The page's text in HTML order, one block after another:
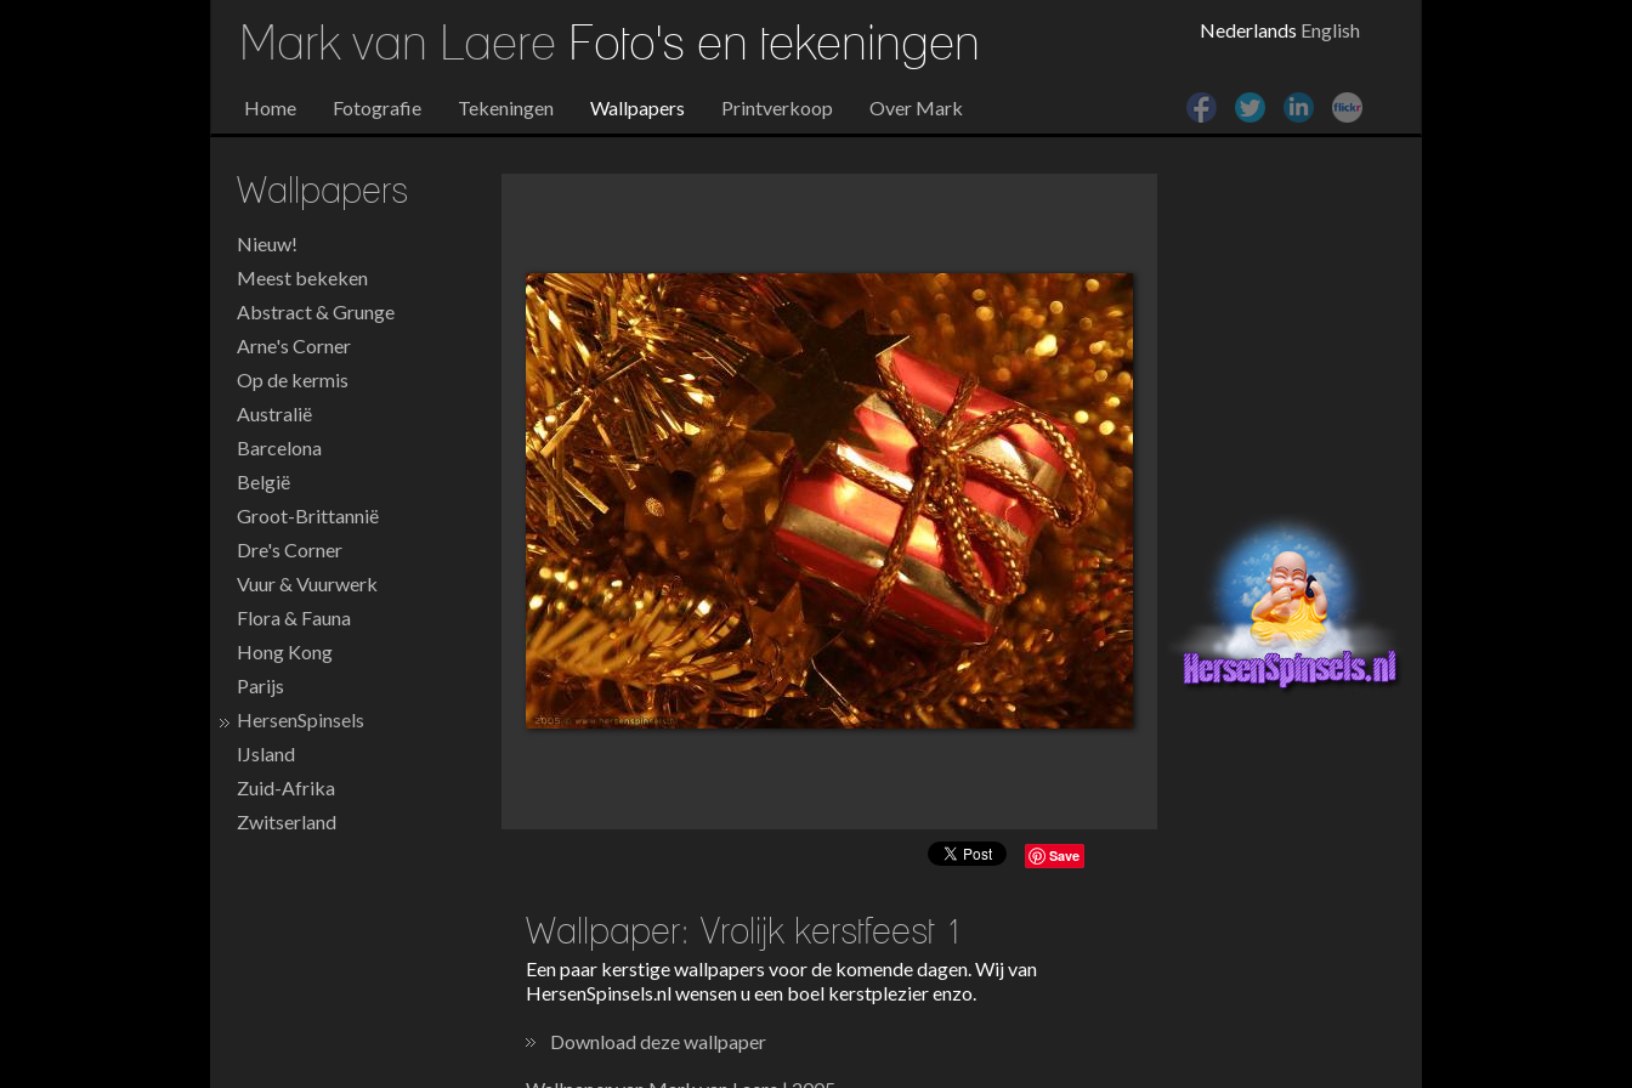
Mark van Laere Foto's en tekeningen Nederlands English
Home Fotografie Tekeningen Wallpapers Printverkoop Over Mark
Wallpapers
Nieuw!
Meest bekeken
Abstract & Grunge
Arne's Corner
Op de kermis
Australië
Barcelona
België
Groot-Brittannië
Dre's Corner
Vuur & Vuurwerk
Flora & Fauna
Hong Kong
Parijs
HersenSpinsels
IJsland
Zuid-Afrika
Zwitserland
Save
Wallpaper: Vrolijk kerstfeest 1
Een paar kerstige wallpapers voor de komende dagen. Wij van
HersenSpinsels.nl wensen u een boel kerstplezier enzo.
Download deze wallpaper